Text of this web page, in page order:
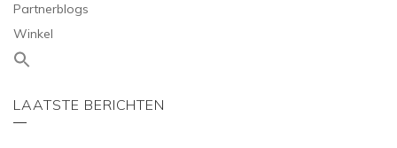
Partnerblogs
Winkel
LAATSTE BERICHTEN